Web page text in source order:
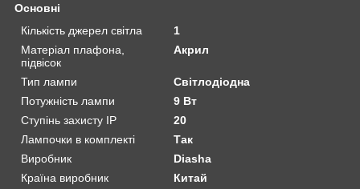
Основні
Кількість джерел світла
1
Матеріал плафона,
підвісок
Акрил
Тип лампи
Світлодіодна
Потужність лампи
9 Вт
Ступінь захисту IP
20
Лампочки в комплекті
Так
Виробник
Diasha
Країна виробник
Китай